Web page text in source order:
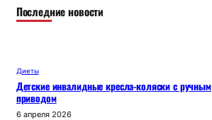
at
p
p
er e
m
a в
Последние новости
Диеты
Детские инвалидные кресла-коляски с ручным
приводом
6 апреля 2026